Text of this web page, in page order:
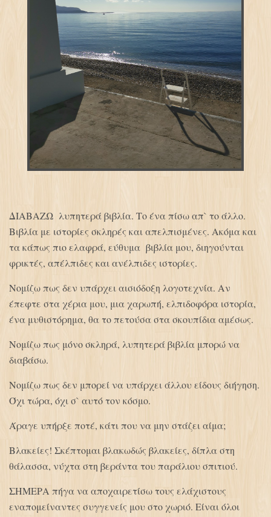
ΔΙΑΒΑΖΩ λυπητερά βιβλία. Το ένα πίσω απ` το άλλο.
Βιβλία με ιστορίες σκληρές και απελπισμένες. Ακόμα και
τα κάπως πιο ελαφρά, εύθυμα βιβλία μου, διηγούνται
φρικτές, απέλπιδες και ανέλπιδες ιστορίες.
Νομίζω πως δεν υπάρχει αισιόδοξη λογοτεχνία. Αν
έπεφτε στα χέρια μου, μια χαρωπή, ελπιδοφόρα ιστορία,
ένα μυθιστόρημα, θα το πετούσα στα σκουπίδια αμέσως.
Νομίζω πως μόνο σκληρά, λυπητερά βιβλία μπορώ να
διαβάσω.
Νομίζω πως δεν μπορεί να υπάρχει άλλου είδους διήγηση.
Όχι τώρα, όχι σ` αυτό τον κόσμο.
Άραγε υπήρξε ποτέ, κάτι που να μην στάζει αίμα;
Βλακείες! Σκέπτομαι βλακωδώς βλακείες, δίπλα στη
θάλασσα, νύχτα στη βεράντα του παράλιου σπιτιού.
ΣΗΜΕΡΑ πήγα να αποχαιρετίσω τους ελάχιστους
εναπομείναντες συγγενείς μου στο χωριό. Είναι όλοι